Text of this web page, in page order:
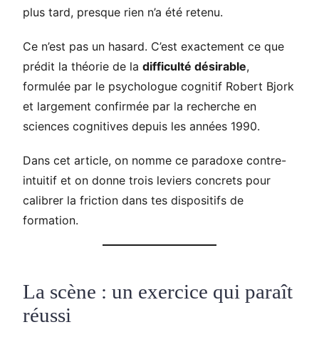
plus tard, presque rien n’a été retenu.
Ce n’est pas un hasard. C’est exactement ce que
prédit la théorie de la difficulté désirable,
formulée par le psychologue cognitif Robert Bjork
et largement confirmée par la recherche en
sciences cognitives depuis les années 1990.
Dans cet article, on nomme ce paradoxe contre-
intuitif et on donne trois leviers concrets pour
calibrer la friction dans tes dispositifs de
formation.
La scène : un exercice qui paraît
réussi